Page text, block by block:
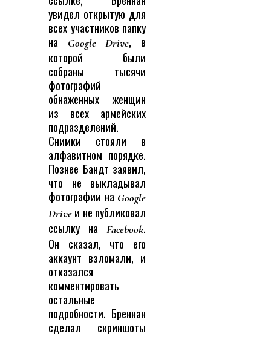
увидел открытую для
всех участников папку
на
Google Drive, в
которой были
собраны тысячи
фотографий
обнаженных женщин
из всех армейских
подразделений.
Снимки стояли в
алфавитном порядке.
Познее Бандт заявил,
что не выкладывал
фотографии на Google
Drive и не публиковал
ссылку на
Facebook.
Он сказал, что его
аккаунт взломали, и
отказался
комментировать
остальные
подробности. Бреннан
сделал скриншоты